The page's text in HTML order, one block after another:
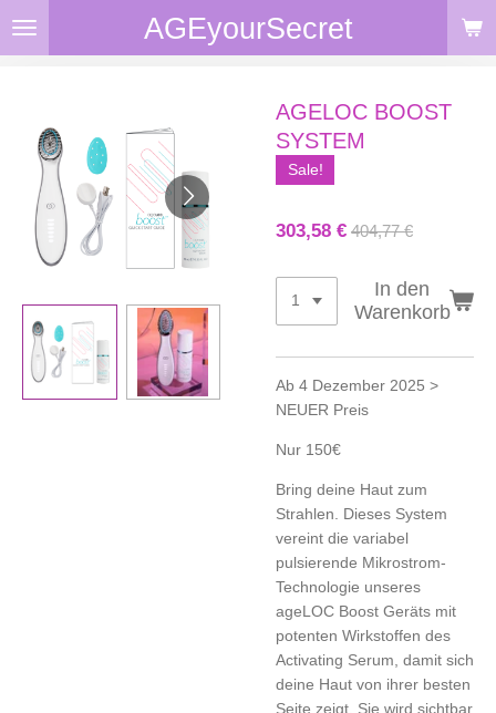
Zum
AGEyourSecret
AGELOC BOOST
SYSTEM
Sale!
303,58 € 404,77 €
In den
Warenkorb
Ab 4 Dezember 2025 >
NEUER Preis
Nur 150€
Bring deine Haut zum
Strahlen. Dieses System
vereint die variabel
pulsierende Mikrostrom-
Technologie unseres
ageLOC Boost Geräts mit
potenten Wirkstoffen des
Activating Serum, damit sich
deine Haut von ihrer besten
Seite zeigt. Sie wird sichtbar